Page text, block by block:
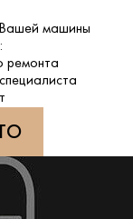
машины
ремонта